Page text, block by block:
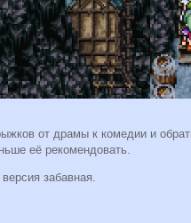
от драмы к комедии и
её рекомендовать.
забавная.